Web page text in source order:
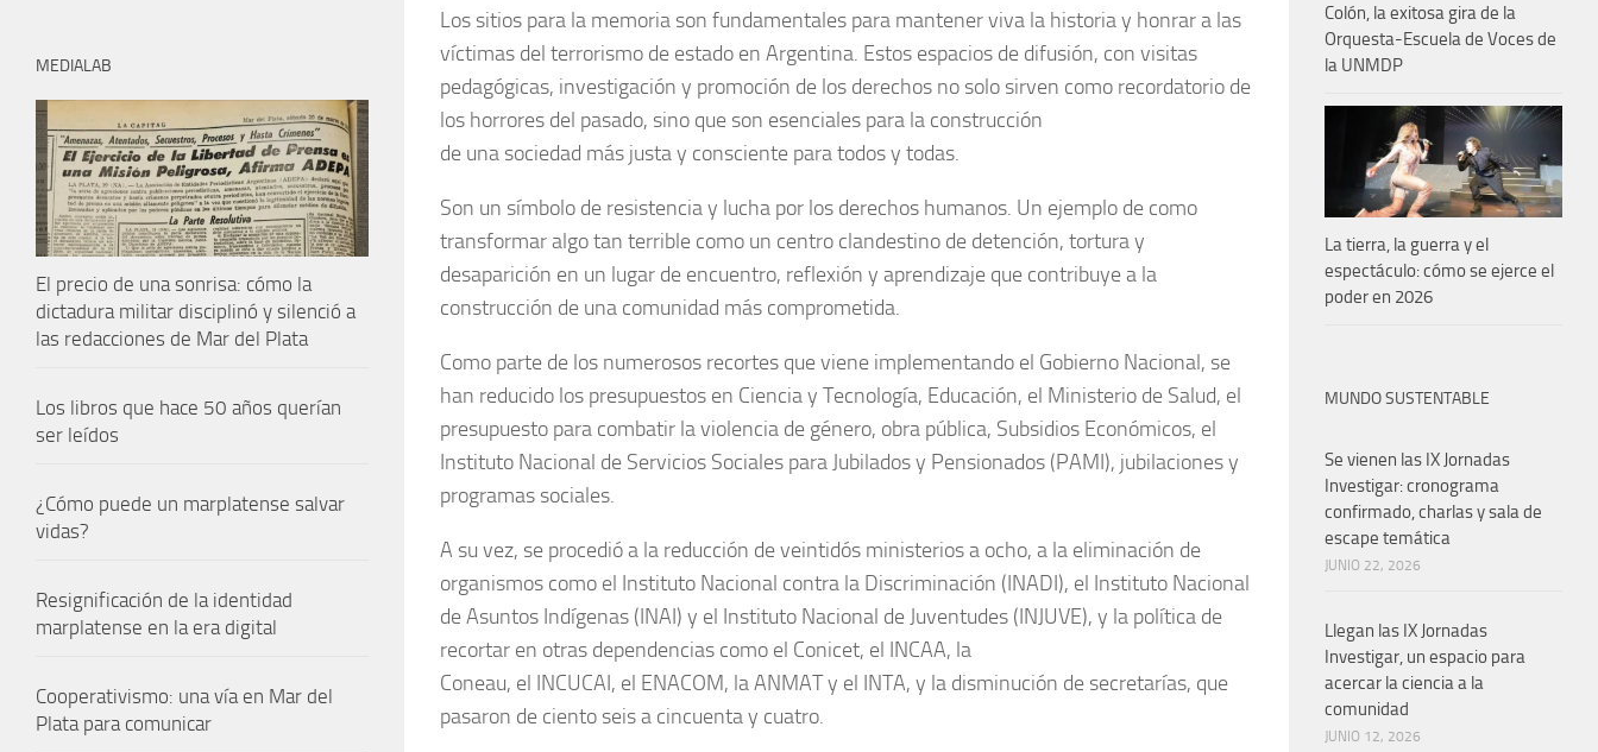
Los sitios para la memoria son fundamentales para mantener viva la historia y honrar a las
víctimas del terrorismo de estado en Argentina. Estos espacios de difusión, con visitas
pedagógicas, investigación y promoción de los derechos no solo sirven como recordatorio de
los horrores del pasado, sino que son esenciales para la construcción
de una sociedad más justa y consciente para todos y todas.
Son un símbolo de resistencia y lucha por los derechos humanos. Un ejemplo de como
transformar algo tan terrible como un centro clandestino de detención, tortura y
desaparición en un lugar de encuentro, reflexión y aprendizaje que contribuye a la
construcción de una comunidad más comprometida.
Como parte de los numerosos recortes que viene implementando el Gobierno Nacional, se
han reducido los presupuestos en Ciencia y Tecnología, Educación, el Ministerio de Salud, el
presupuesto para combatir la violencia de género, obra pública, Subsidios Económicos, el
Instituto Nacional de Servicios Sociales para Jubilados y Pensionados (PAMI), jubilaciones y
programas sociales.
A su vez, se procedió a la reducción de veintidós ministerios a ocho, a la eliminación de
organismos como el Instituto Nacional contra la Discriminación (INADI), el Instituto Nacional
de Asuntos Indígenas (INAI) y el Instituto Nacional de Juventudes (INJUVE), y la política de
recortar en otras dependencias como el Conicet, el INCAA, la
Coneau, el INCUCAI, el ENACOM, la ANMAT y el INTA, y la disminución de secretarías, que
pasaron de ciento seis a cincuenta y cuatro.
MEDIALAB
El precio de una sonrisa: cómo la
dictadura militar disciplinó y silenció a
las redacciones de Mar del Plata
Los libros que hace 50 años querían
ser leídos
¿Cómo puede un marplatense salvar
vidas?
Resignificación de la identidad
marplatense en la era digital
Cooperativismo: una vía en Mar del
Plata para comunicar
Colón, la exitosa gira de la
Orquesta-Escuela de Voces de
la UNMDP
La tierra, la guerra y el
espectáculo: cómo se ejerce el
poder en 2026
MUNDO SUSTENTABLE
Se vienen las IX Jornadas
Investigar: cronograma
confirmado, charlas y sala de
escape temática
JUNIO 22, 2026
Llegan las IX Jornadas
Investigar, un espacio para
acercar la ciencia a la
comunidad
JUNIO 12, 2026